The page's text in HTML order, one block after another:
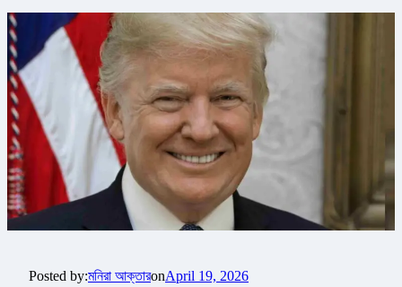
Posted by:মনিরা আক্তারonApril 19, 2026